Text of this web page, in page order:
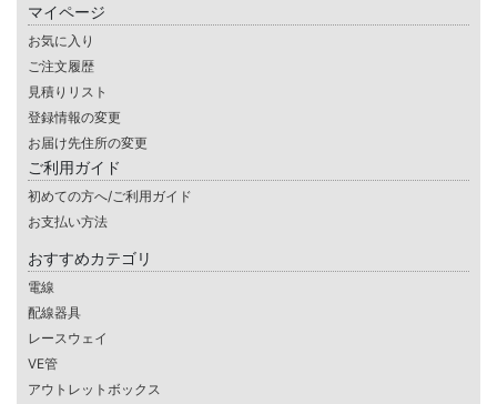
マイページ
お気に入り
ご注文履歴
見積りリスト
登録情報の変更
お届け先住所の変更
ご利用ガイド
初めての方へ/ご利用ガイド
お支払い方法
おすすめカテゴリ
電線
配線器具
レースウェイ
VE管
アウトレットボックス